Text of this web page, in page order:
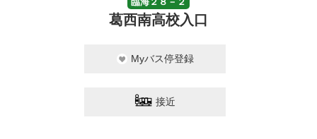
葛西南高校入口
Myバス停登録
接近